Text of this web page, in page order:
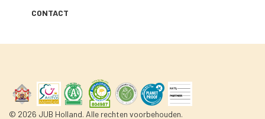
CONTACT
© 2026 JUB Holland. Alle rechten voorbehouden.